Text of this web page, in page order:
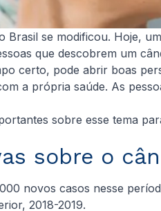
se modificou. Hoje,
que descobrem um
certo, pode abrir boas
a própria saúde. As
sobre esse tema
sobre o
novos casos nesse
2018-2019.